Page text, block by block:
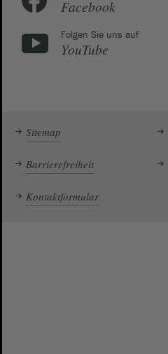
Facebook
Folgen Sie uns auf
YouTube
Sitemap
Barrierefreiheit
Kontaktformular